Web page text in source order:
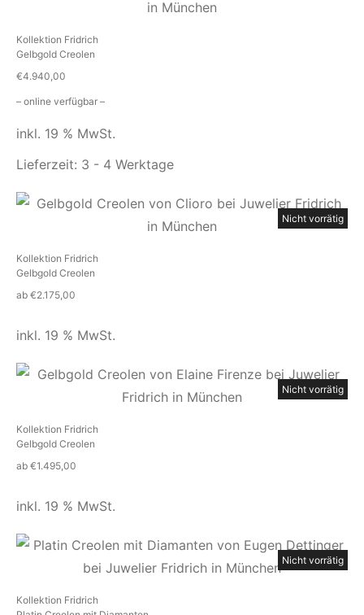
Kollektion Fridrich
Gelbgold Creolen
€4.940,00
– online verfügbar –
inkl. 19 % MwSt.
Lieferzeit: 3 - 4 Werktage
Nicht vorrätig
Kollektion Fridrich
Gelbgold Creolen
ab €2.175,00
inkl. 19 % MwSt.
Nicht vorrätig
Kollektion Fridrich
Gelbgold Creolen
ab €1.495,00
inkl. 19 % MwSt.
Nicht vorrätig
Kollektion Fridrich